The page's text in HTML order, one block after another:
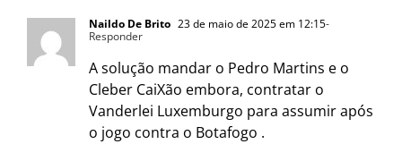
Naildo De Brito 23 de maio de 2025 em 12:15-
Responder
A solução mandar o Pedro Martins e o
Cleber CaiXão embora, contratar o
Vanderlei Luxemburgo para assumir após
o jogo contra o Botafogo .